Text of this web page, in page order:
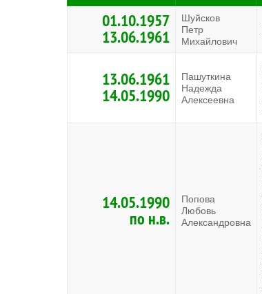
01.10.1957
13.06.1961
Шуйсков
Петр
Михайлович
13.06.1961
14.05.1990
Пашуткина
Надежда
Алексеевна
14.05.1990
по н.в.
Попова
Любовь
Александровна